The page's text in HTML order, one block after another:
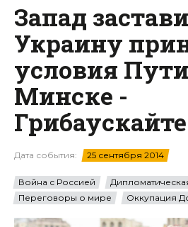
Запад
Украину
условия
Минске -
Грибаускайте
Дата события: 25 сентября 2014
Война с Россией
Переговоры о мире
Оккупация